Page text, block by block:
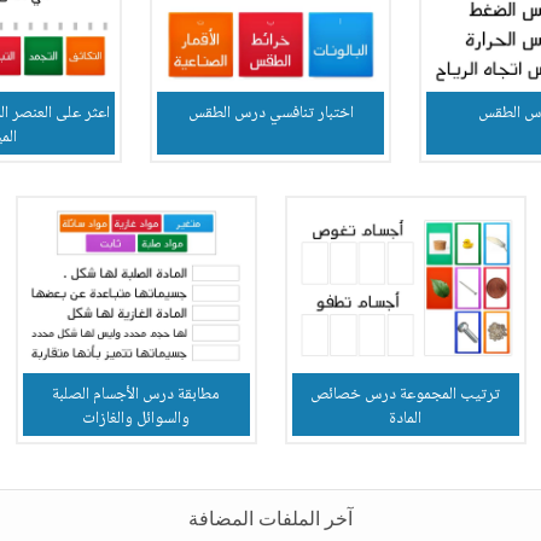
الطقس اختبار تنافسي درس الطقس
اعثر على
ترتيب المجموعة درس خصائص
المادة
مطابقة درس الأجسام الصلبة
والسوائل والغازات
آخر الملفات المضافة